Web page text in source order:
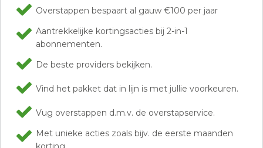
Overstappen bespaart al gauw €100 per jaar
Aantrekkelijke kortingsacties bij 2-in-1
abonnementen.
De beste providers bekijken.
Vind het pakket dat in lijn is met jullie voorkeuren.
Vug overstappen d.m.v. de overstapservice.
Met unieke acties zoals bijv. de eerste maanden